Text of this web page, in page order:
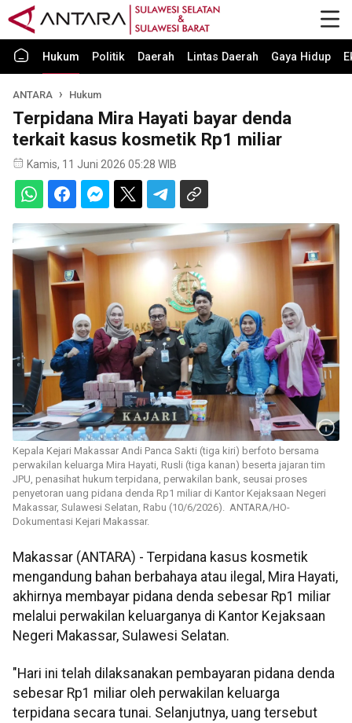
Hukum Politik Daerah Lintas Daerah Gaya Hidup
ANTARA Hukum
Terpidana Mira Hayati bayar denda
terkait kasus kosmetik Rp1 miliar
Kamis, 11 Juni 2026 05:28 WIB
Kepala Kejari Makassar Andi Panca Sakti (tiga kiri) berfoto bersama
perwakilan keluarga Mira Hayati, Rusli (tiga kanan) beserta jajaran tim
JPU, penasihat hukum terpidana, perwakilan bank, seusai proses
penyetoran uang pidana denda Rp1 miliar di Kantor Kejaksaan Negeri
Makassar, Sulawesi Selatan, Rabu (10/6/2026). ANTARA/HO-
Dokumentasi Kejari Makassar.
Makassar (ANTARA) - Terpidana kasus kosmetik
mengandung bahan berbahaya atau ilegal, Mira Hayati,
akhirnya membayar pidana denda sebesar Rp1 miliar
melalui perwakilan keluarganya di Kantor Kejaksaan
Negeri Makassar, Sulawesi Selatan.
"Hari ini telah dilaksanakan pembayaran pidana denda
sebesar Rp1 miliar oleh perwakilan keluarga
terpidana secara tunai. Selanjutnya, uang tersebut